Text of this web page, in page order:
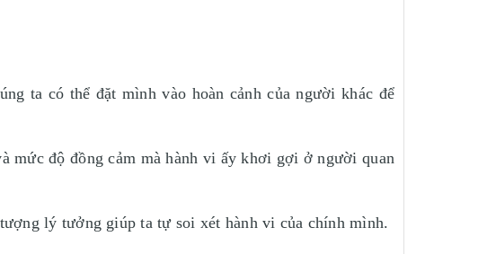
ta có thể đặt mình vào hoàn cảnh của người khác để
mức độ đồng cảm mà hành vi ấy khơi gợi ở người quan
lý tưởng giúp ta tự soi xét hành vi của chính mình.